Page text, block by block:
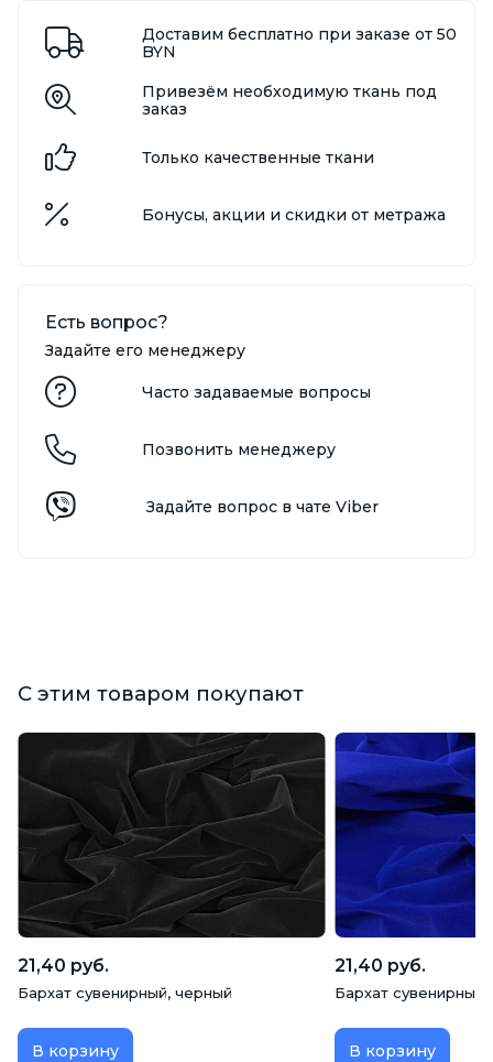
Доставим бесплатно при заказе от 50
BYN
Привезём необходимую ткань под
заказ
Только качественные ткани
Бонусы, акции и скидки от метража
Есть вопрос?
Задайте его менеджеру
Часто задаваемые вопросы
Позвонить менеджеру
Задайте вопрос в чате Viber
С этим товаром покупают
21,40 руб.
Бархат сувенирный, черный
В корзину
21,40 руб.
Бархат сувенирный,
В корзину